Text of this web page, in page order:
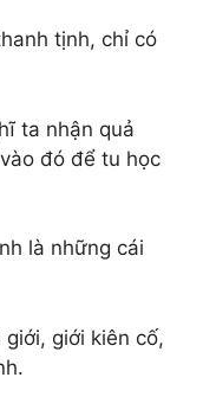
tịnh, chỉ có
ta nhận quả
đó để tu học
là những cái
giới kiên cố,